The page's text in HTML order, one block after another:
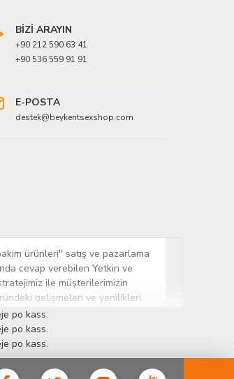
BİZİ ARAYIN
+90 212 590 63 41
+90 536 559 91 91
E-POSTA
destek@beykentsexshop.com
ürünleri" satış ve pazarlama
cevap verebilen Yetkin ve
ile müşterilerimizin
gelişmeleri ve yenilikleri
mağazalardan biri olması,
lider ve kalıcı bir yer
po kass.
po kass.
po kass.